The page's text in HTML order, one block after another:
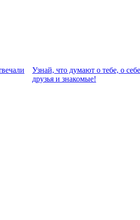
Узнай, что думают о тебе, о
друзья и знакомые!